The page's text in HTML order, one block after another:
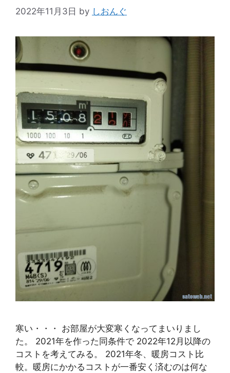
2022年11月3日 by しおんぐ
寒い・・・ お部屋が大変寒くなってまいりまし
た。 2021年を作った同条件で 2022年12月以降の
コストを考えてみる。 2021年冬、暖房コスト比
較。暖房にかかるコストが一番安く済むのは何な